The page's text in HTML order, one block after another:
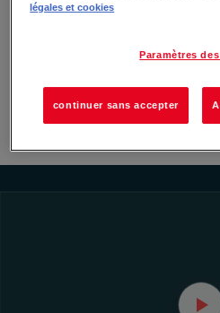
ETIKA !* *Remise effectuée
Voir toutes les
légales et cookies
Paramètres
continuer sans accepter